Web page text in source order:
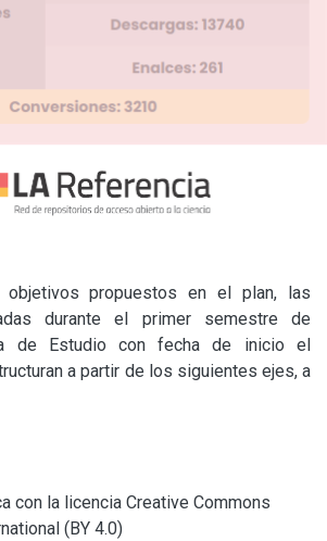
propuestos en el plan, las
durante el primer semestre de
de Estudio con fecha de inicio el
a partir de los siguientes ejes, a
del Partido de San Cayetano Provincia
trabajos de campo posibilitaron la
cuantitativos y cualitativos primarios
con la licencia Creative Commons
(BY 4.0)